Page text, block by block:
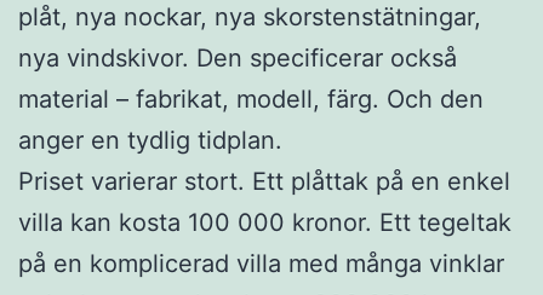
plåt, nya nockar, nya skorstenstätningar,
nya vindskivor. Den specificerar också
material – fabrikat, modell, färg. Och den
anger en tydlig tidplan.
Priset varierar stort. Ett plåttak på en enkel
villa kan kosta 100 000 kronor. Ett tegeltak
på en komplicerad villa med många vinklar